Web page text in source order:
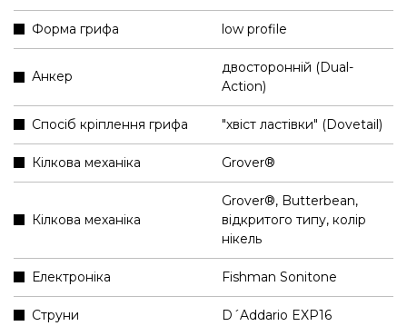
Форма грифа low profile
Анкер
двосторонній (Dual-
Action)
Спосіб кріплення грифа "хвіст ластівки" (Dovetail)
Кілкова механіка Grover®
Кілкова механіка
Grover®, Butterbean,
відкритого типу, колір
нікель
Електроніка Fishman Sonitone
Струни D´Addario EXP16